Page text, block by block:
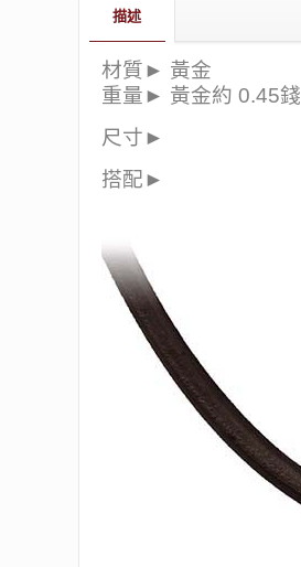
描述
材質► 黃金
重量► 黃金約 0.45錢
尺寸►
搭配►